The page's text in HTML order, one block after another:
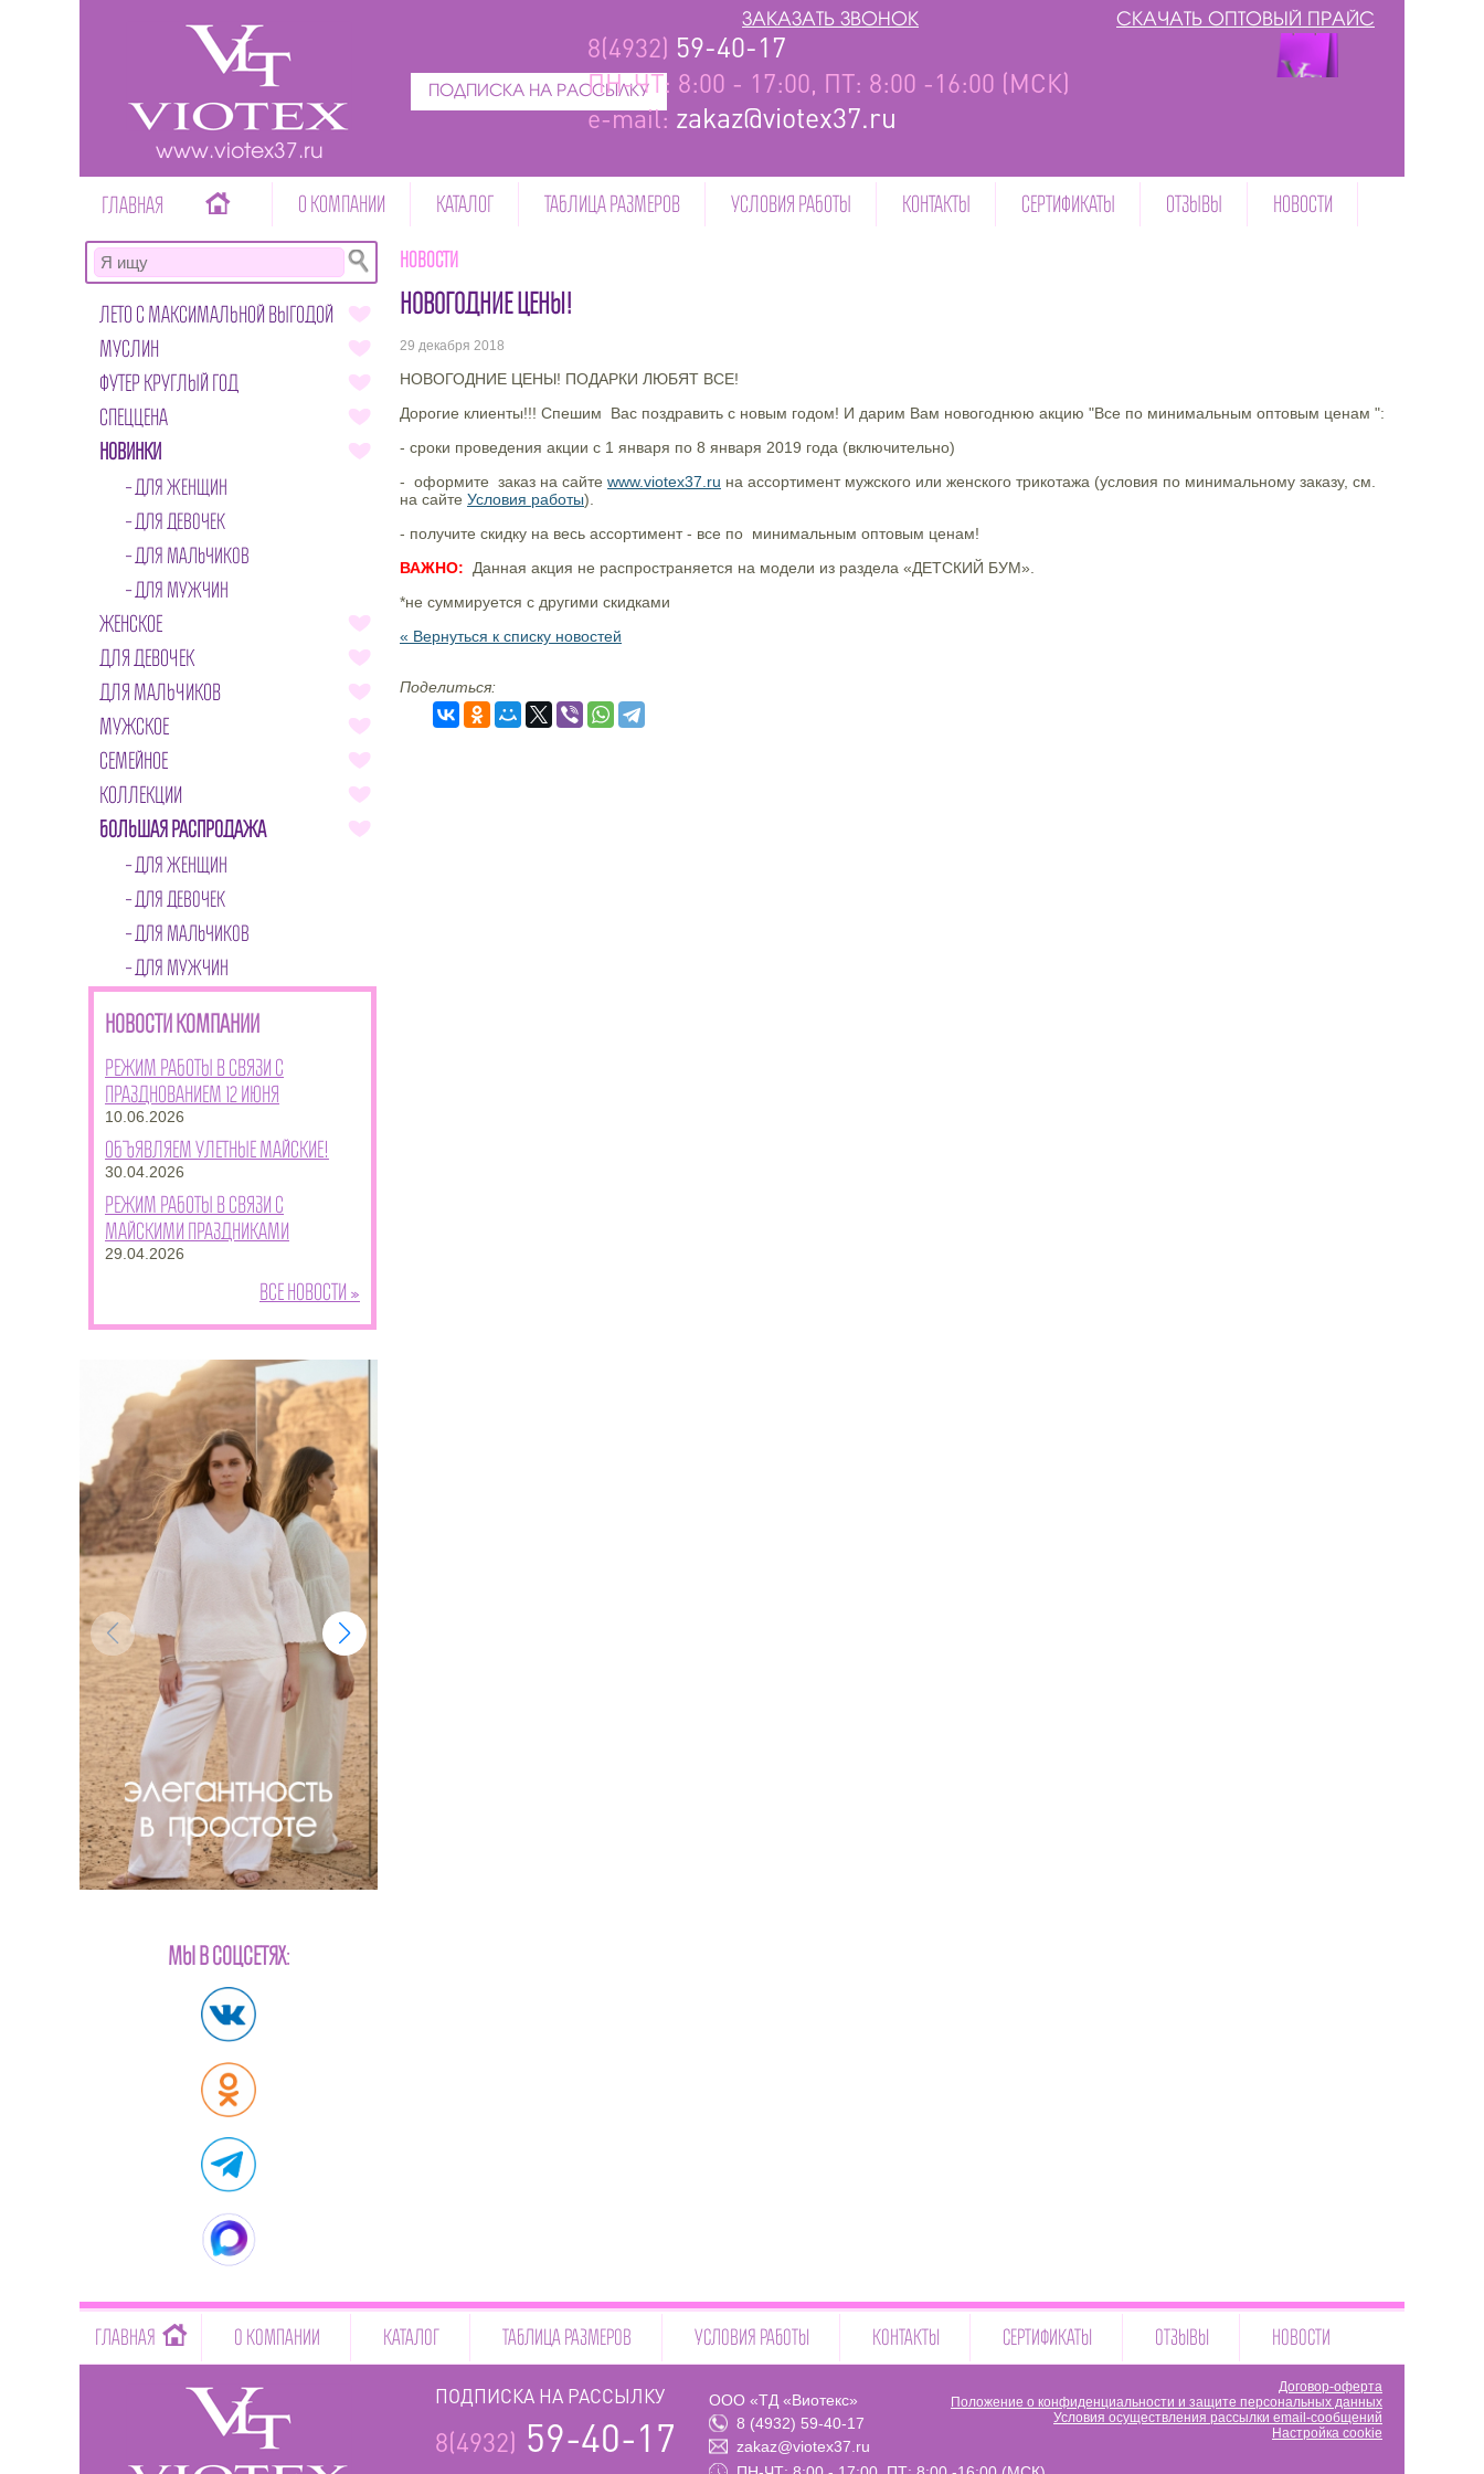
www.viotex37.ru
ПОДПИСКА НА РАССЫЛКУ
8(4932) 59-40-17
ПН-ЧТ: 8:00 - 17:00, ПТ: 8:00 -16:00 (МСК)
e-mail: zakaz@viotex37.ru
СКАЧАТЬ ОПТОВЫЙ ПРАЙС
ЗАКАЗАТЬ ЗВОНОК
ГЛАВНАЯ О КОМПАНИИ КАТАЛОГ ТАБЛИЦА РАЗМЕРОВ УСЛОВИЯ РАБОТЫ КОНТАКТЫ СЕРТИФИКАТЫ ОТЗЫВЫ НОВОСТИ
ЛЕТО С МАКСИМАЛЬНОЙ ВЫГОДОЙ
МУСЛИН
ФУТЕР КРУГЛЫЙ ГОД
СПЕЦЦЕНА
НОВИНКИ
ДЛЯ ЖЕНЩИН
ДЛЯ ДЕВОЧЕК
ДЛЯ МАЛЬЧИКОВ
ДЛЯ МУЖЧИН
ЖЕНСКОЕ
ДЛЯ ДЕВОЧЕК
ДЛЯ МАЛЬЧИКОВ
МУЖСКОЕ
СЕМЕЙНОЕ
КОЛЛЕКЦИИ
БОЛЬШАЯ РАСПРОДАЖА
ДЛЯ ЖЕНЩИН
ДЛЯ ДЕВОЧЕК
ДЛЯ МАЛЬЧИКОВ
ДЛЯ МУЖЧИН
НОВОСТИ КОМПАНИИ
Режим работы в связи с
празднованием 12 июня
10.06.2026
Объявляем улетные майские!
30.04.2026
Режим работы в связи с
майскими праздниками
29.04.2026
Все новости »
МЫ В СОЦСЕТЯХ:
Новости
НОВОГОДНИЕ ЦЕНЫ!
29 декабря 2018
НОВОГОДНИЕ ЦЕНЫ! ПОДАРКИ ЛЮБЯТ ВСЕ!
Дорогие клиенты!!! Спешим Вас поздравить с новым годом! И дарим Вам новогоднюю акцию "Все по минимальным оптовым ценам ":
- сроки проведения акции с 1 января по 8 января 2019 года (включительно)
- оформите заказ на сайте www.viotex37.ru на ассортимент мужского или женского трикотажа (условия по минимальному заказу, см.
на сайте Условия работы).
- получите скидку на весь ассортимент - все по минимальным оптовым ценам!
ВАЖНО: Данная акция не распространяется на модели из раздела «ДЕТСКИЙ БУМ».
*не суммируется с другими скидками
« Вернуться к списку новостей
Поделиться:
ГЛАВНАЯ О КОМПАНИИ КАТАЛОГ ТАБЛИЦА РАЗМЕРОВ УСЛОВИЯ РАБОТЫ КОНТАКТЫ СЕРТИФИКАТЫ ОТЗЫВЫ НОВОСТИ
ПОДПИСКА НА РАССЫЛКУ
8(4932) 59-40-17
ООО «ТД «Виотекс»
8 (4932) 59-40-17
zakaz@viotex37.ru
Договор-оферта
Положение о конфиденциальности и защите персональных данных
Условия осуществления рассылки email-сообщений
Настройка cookie
-->